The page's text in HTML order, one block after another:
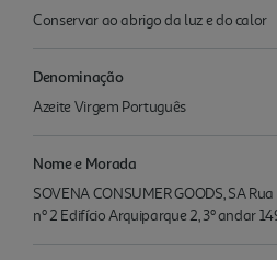
Conservar ao abrigo da luz e do calor
Denominação
Azeite Virgem Português
Nome e Morada
SOVENA CONSUMER GOODS, SA
nº 2 Edifício Arquiparque 2, 3º andar